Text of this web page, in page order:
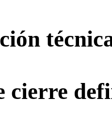
cierre